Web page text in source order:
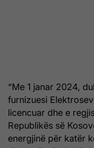
“Me 1 janar 2024,
furnizuesi
licencuar dhe e
Republikës së
energjinë për katër